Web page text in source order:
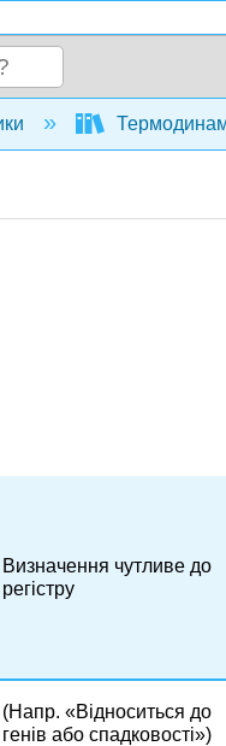
hierarchy
Визначення чутливе до
регістру
(Напр. «Відноситься до
генів або спадковості»)